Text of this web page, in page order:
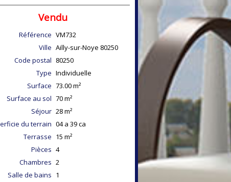
Vendu
Référence VM732
Ville Ailly-sur-Noye 80250
Code postal 80250
Type Individuelle
Surface 73.00m²
Surface au sol 70m²
Séjour 28m²
du terrain 04 a 39 ca
Terrasse 15 m²
Pièces 4
Chambres 2
Salle de bains 1